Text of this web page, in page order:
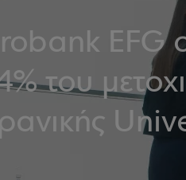
EFG
του